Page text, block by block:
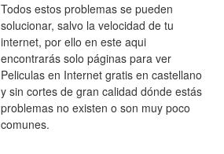
Todos estos problemas se pueden
solucionar, salvo la velocidad de tu
internet, por ello en este aqui
encontrarás solo páginas para ver
Peliculas en Internet gratis en castellano
y sin cortes de gran calidad dónde estás
problemas no existen o son muy poco
comunes.